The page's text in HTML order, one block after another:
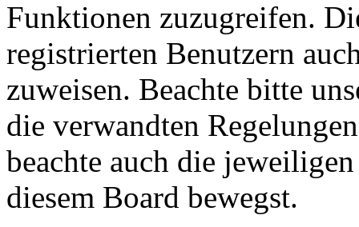
Funktionen zuzugreifen.
registrierten Benutzern
zuweisen. Beachte bitte
die verwandten
beachte auch die
diesem Board bewegst.